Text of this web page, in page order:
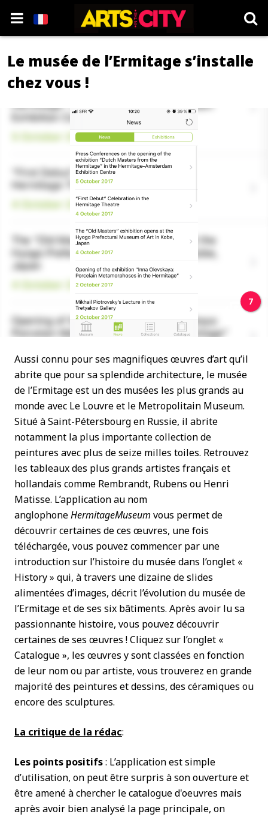
Le musée de l’Ermitage s’installe
chez vous !
7
Aussi connu pour ses magnifiques œuvres d’art qu’il
abrite que pour sa splendide architecture, le musée
de l’Ermitage est un des musées les plus grands au
monde avec Le Louvre et le Metropolitain Museum.
Situé à Saint-Pétersbourg en Russie, il abrite
notamment la plus importante collection de
peintures avec plus de seize milles toiles. Retrouvez
les tableaux des plus grands artistes français et
hollandais comme Rembrandt, Rubens ou Henri
Matisse. L’application au nom
anglophoneHermitageMuseum vous permet de
découvrir certaines de ces œuvres, une fois
téléchargée, vous pouvez commencer par une
introduction sur l’histoire du musée dans l’onglet «
History » qui, à travers une dizaine de slides
alimentées d’images, décrit l’évolution du musée de
l’Ermitage et de ses six bâtiments. Après avoir lu sa
passionnante histoire, vous pouvez découvrir
certaines de ses œuvres ! Cliquez sur l’onglet «
Catalogue », les œuvres y sont classées en fonction
de leur nom ou par artiste, vous trouverez en grande
majorité des peintures et dessins, des céramiques ou
encore des sculptures.
La critique de la rédac:
Les points positifs: L’application est simple
d’utilisation, on peut être surpris à son ouverture et
être amené à chercher le catalogue d'oeuvres mais
après avoir bien analysé la page principale, on